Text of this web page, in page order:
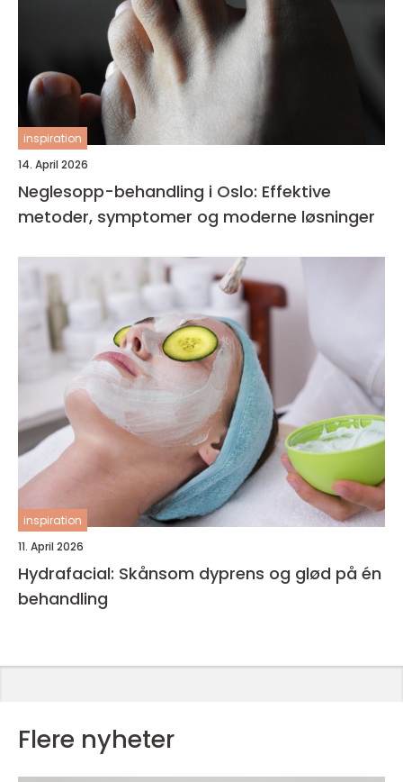
inspiration
14. April 2026
Neglesopp-behandling i Oslo: Effektive
metoder, symptomer og moderne løsninger
inspiration
11. April 2026
Hydrafacial: Skånsom dyprens og glød på én
behandling
Flere nyheter